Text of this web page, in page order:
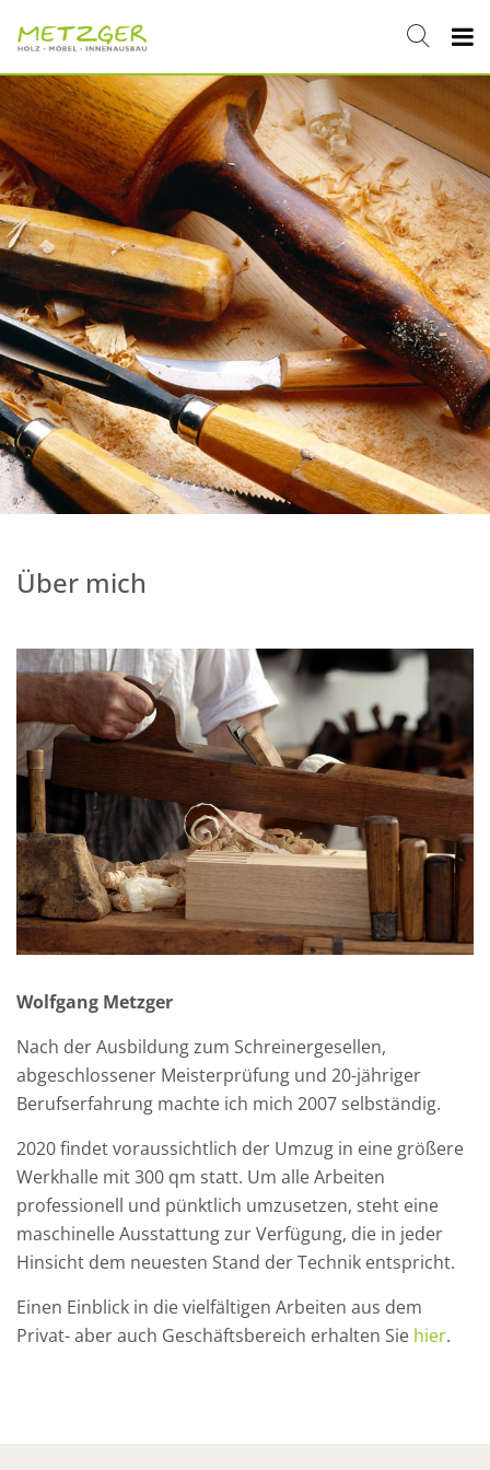
Über mich
Wolfgang Metzger
Nach der Ausbildung zum Schreinergesellen,
abgeschlossener Meisterprüfung und 20-jähriger
Berufserfahrung machte ich mich 2007 selbständig.
2020 findet voraussichtlich der Umzug in eine größere
Werkhalle mit 300 qm statt. Um alle Arbeiten
professionell und pünktlich umzusetzen, steht eine
maschinelle Ausstattung zur Verfügung, die in jeder
Hinsicht dem neuesten Stand der Technik entspricht.
Einen Einblick in die vielfältigen Arbeiten aus dem
Privat- aber auch Geschäftsbereich erhalten Sie hier.